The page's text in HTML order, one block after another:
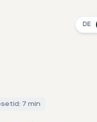
DE
7 min